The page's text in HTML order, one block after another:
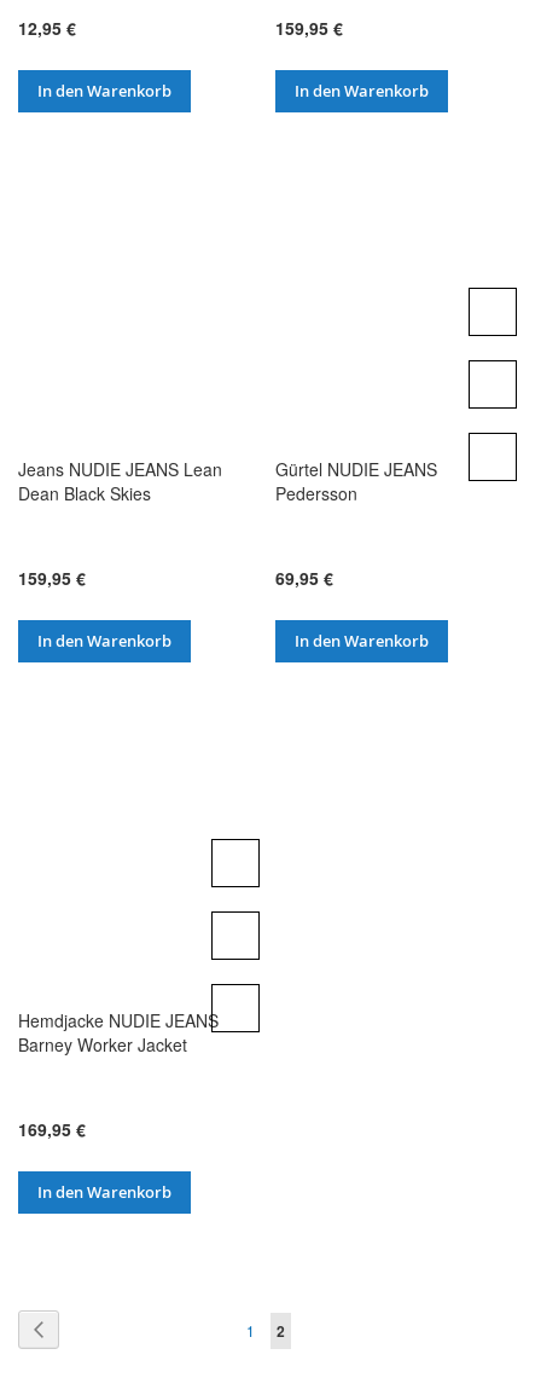
12,95 €
In den Warenkorb
159,95 €
In den Warenkorb
Jeans NUDIE JEANS Lean
Dean Black Skies
159,95 €
In den Warenkorb
Gürtel NUDIE JEANS
Pedersson
69,95 €
In den Warenkorb
Hemdjacke NUDIE JEANS
Barney Worker Jacket
169,95 €
In den Warenkorb
Seite
Seite
1
Sie
2